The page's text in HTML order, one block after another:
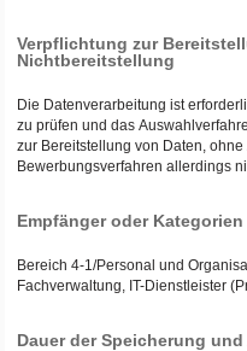
Verpflichtung zur
Nichtbereitstellung
Die Datenverarbeitung ist
zu prüfen und das
zur Bereitstellung von Daten,
Bewerbungsverfahren allerdings
Empfänger oder
Bereich 4-1/Personal und
Fachverwaltung, IT-Dienstleister
Dauer der Speicherung